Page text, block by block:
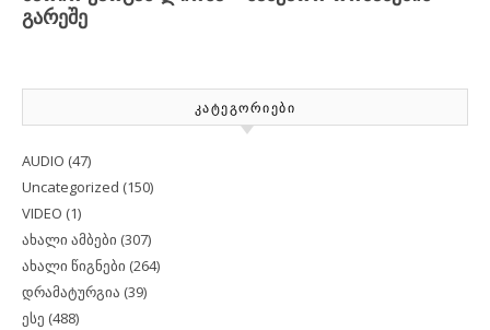
ᲙᲐᲢᲔᲒᲝᲠᲘᲔᲑᲘ
AUDIO (47)
Uncategorized (150)
VIDEO (1)
ახალი ამბები (307)
ახალი წიგნები (264)
დრამატურგია (39)
ესე (488)